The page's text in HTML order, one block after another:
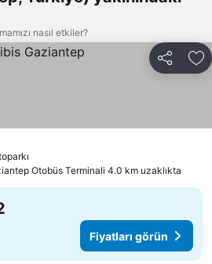
nasıl etkiler?
Paylaş
Otobüs Terminali 4.0 km uzaklıkta
Fiyatları görün